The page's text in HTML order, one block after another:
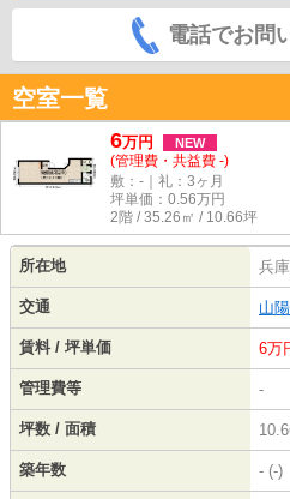
電話でお問
空室一覧
6万円 NEW
(管理費・共益費 -)
敷：-｜礼：3ヶ月
坪単価： 0.56万円
2階 / 35.26㎡ / 10.66坪
所在地 兵
交通 山
賃料 / 坪単価 6万
管理費等 -
坪数 / 面積
築年数 - (-)